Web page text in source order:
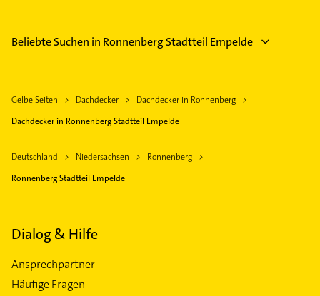
Beliebte Suchen in Ronnenberg Stadtteil Empelde
Gelbe Seiten Dachdecker
Dachdecker in Ronnenberg
Dachdecker in Ronnenberg Stadtteil Empelde
Deutschland Niedersachsen
Ronnenberg
Ronnenberg Stadtteil Empelde
Dialog & Hilfe
Ansprechpartner
Häufige Fragen